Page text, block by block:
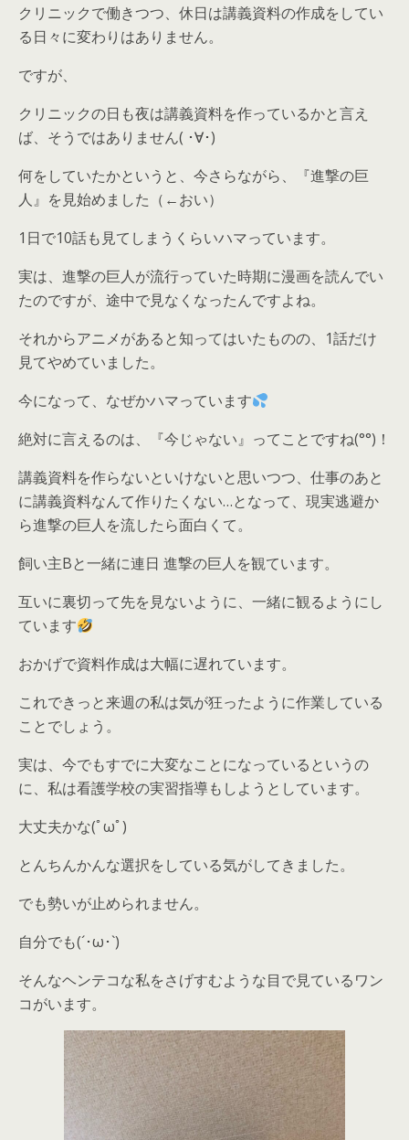
クリニックで働きつつ、休日は講義資料の作成をしてい
る日々に変わりはありません。
ですが、
クリニックの日も夜は講義資料を作っているかと言え
ば、そうではありません( ･∀･)
何をしていたかというと、今さらながら、『進撃の巨
人』を見始めました（←おい）
1日で10話も見てしまうくらいハマっています。
実は、進撃の巨人が流行っていた時期に漫画を読んでい
たのですが、途中で見なくなったんですよね。
それからアニメがあると知ってはいたものの、1話だけ
見てやめていました。
今になって、なぜかハマっています
絶対に言えるのは、『今じゃない』ってことですね(°°)！
講義資料を作らないといけないと思いつつ、仕事のあと
に講義資料なんて作りたくない…となって、現実逃避か
ら進撃の巨人を流したら面白くて。
飼い主Bと一緒に連日 進撃の巨人を観ています。
互いに裏切って先を見ないように、一緒に観るようにし
ています
おかげで資料作成は大幅に遅れています。
これできっと来週の私は気が狂ったように作業している
ことでしょう。
実は、今でもすでに大変なことになっているというの
に、私は看護学校の実習指導もしようとしています。
大丈夫かな(ﾟωﾟ)
とんちんかんな選択をしている気がしてきました。
でも勢いが止められません。
自分でも(´･ω･`)
そんなヘンテコな私をさげすむような目で見ているワン
コがいます。